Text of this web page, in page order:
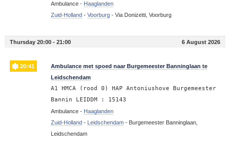
Ambulance - Haaglanden
Zuid-Holland- Voorburg- Via Donizetti, Voorburg
Thursday 20:00 - 21:00 6 August 2026
20:41
Ambulance met spoed naar Burgemeester Banninglaan te
Leidschendam
A1 HMCA (rood 0) HAP Antoniushove Burgemeester
Bannin LEIDDM : 15143
Ambulance - Haaglanden
Zuid-Holland- Leidschendam- Burgemeester Banninglaan,
Leidschendam